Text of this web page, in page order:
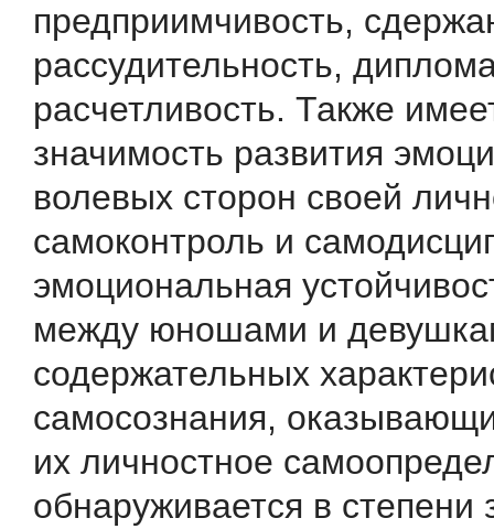
предприимчивость,
рассудительность,
расчетливость. Также
значимость развития
волевых сторон своей
самоконтроль и
эмоциональная
между юношами и
содержательных
самосознания,
их личностное
обнаруживается в степени